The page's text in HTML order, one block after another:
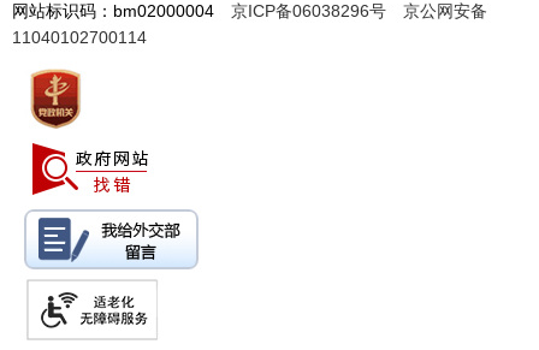
网站标识码：bm02000004 京ICP备06038296号
京公网安备
11040102700114